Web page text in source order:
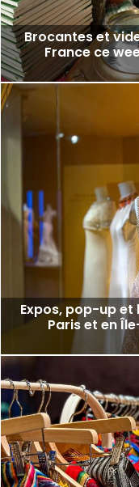
Brocantes et
France ce
Expos, pop-up et
Paris et en